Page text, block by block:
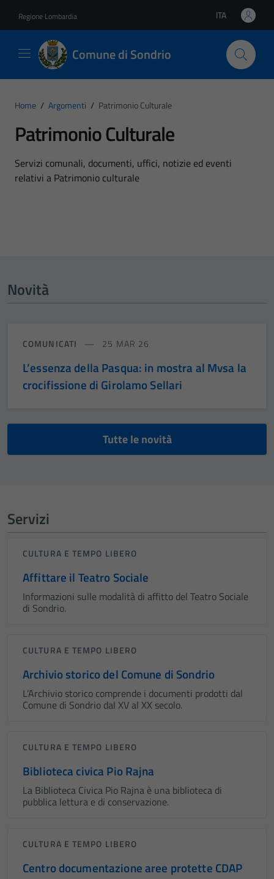
Regione Lombardia Lingua attiva:
ITA
Comune di Sondrio
Home / Argomenti / Patrimonio Culturale
Patrimonio Culturale
Dettagli dell'argomento
Servizi comunali, documenti, uffici, notizie ed eventi
relativi a Patrimonio culturale
Novità
COMUNICATI 25 MAR 26
L’essenza della Pasqua: in mostra al Mvsa la
crocifissione di Girolamo Sellari
Tutte le novità
Servizi
CULTURA E TEMPO LIBERO
Affittare il Teatro Sociale
Informazioni sulle modalità di affitto del Teatro Sociale
di Sondrio.
CULTURA E TEMPO LIBERO
Archivio storico del Comune di Sondrio
L’Archivio storico comprende i documenti prodotti dal
Comune di Sondrio dal XV al XX secolo.
CULTURA E TEMPO LIBERO
Biblioteca civica Pio Rajna
La Biblioteca Civica Pio Rajna è una biblioteca di
pubblica lettura e di conservazione.
CULTURA E TEMPO LIBERO
Centro documentazione aree protette CDAP